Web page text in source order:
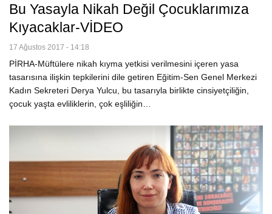
Bu Yasayla Nikah Değil Çocuklarımıza
Kıyacaklar-VİDEO
17 Ağustos 2017 - 14:18
PİRHA-Müftülere nikah kıyma yetkisi verilmesini içeren yasa
tasarısına ilişkin tepkilerini dile getiren Eğitim-Sen Genel Merkezi
Kadın Sekreteri Derya Yulcu, bu tasarıyla birlikte cinsiyetçiliğin,
çocuk yaşta evliliklerin, çok eşliliğin…